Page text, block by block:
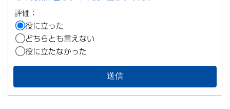
評価：
役に立った
どちらとも言えない
役に立たなかった